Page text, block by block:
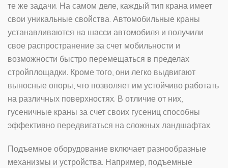
те же задачи. На самом деле, каждый тип крана имеет
свои уникальные свойства. Автомобильные краны
устанавливаются на шасси автомобиля и получили
свое распространение за счет мобильности и
возможности быстро перемещаться в пределах
стройплощадки. Кроме того, они легко выдвигают
выносные опоры, что позволяет им устойчиво работать
на различных поверхностях. В отличие от них,
гусеничные краны за счет своих гусениц способны
эффективно передвигаться на сложных ландшафтах.
Подъемное оборудование включает разнообразные
механизмы и устройства. Например, подъемные